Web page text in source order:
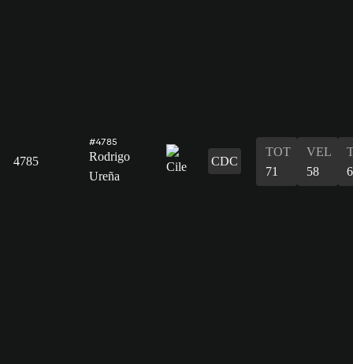
4785
#4785
Rodrigo
Ureña
CDC
TOT
71
VEL
58